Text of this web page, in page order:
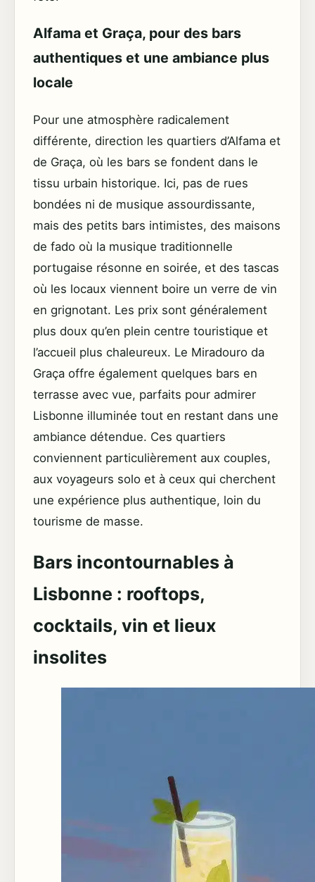
Alfama et Graça, pour des bars
authentiques et une ambiance plus
locale
Pour une atmosphère radicalement
différente, direction les quartiers d’Alfama et
de Graça, où les bars se fondent dans le
tissu urbain historique. Ici, pas de rues
bondées ni de musique assourdissante,
mais des petits bars intimistes, des maisons
de fado où la musique traditionnelle
portugaise résonne en soirée, et des tascas
où les locaux viennent boire un verre de vin
en grignotant. Les prix sont généralement
plus doux qu’en plein centre touristique et
l’accueil plus chaleureux. Le Miradouro da
Graça offre également quelques bars en
terrasse avec vue, parfaits pour admirer
Lisbonne illuminée tout en restant dans une
ambiance détendue. Ces quartiers
conviennent particulièrement aux couples,
aux voyageurs solo et à ceux qui cherchent
une expérience plus authentique, loin du
tourisme de masse.
Bars incontournables à
Lisbonne : rooftops,
cocktails, vin et lieux
insolites